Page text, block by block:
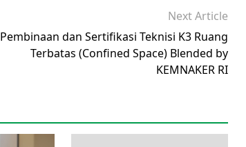
Next Article
Pembinaan dan Sertifikasi Teknisi K3 Ruang
Terbatas (Confined Space) Blended by
KEMNAKER RI